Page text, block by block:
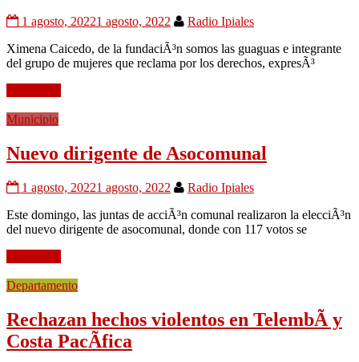
1 agosto, 20221 agosto, 2022
Radio Ipiales
Ximena Caicedo, de la fundaciÃ³n somos las guaguas e integrante
del grupo de mujeres que reclama por los derechos, expresÃ³
Municipio
Nuevo dirigente de Asocomunal
1 agosto, 20221 agosto, 2022
Radio Ipiales
Este domingo, las juntas de acciÃ³n comunal realizaron la elecciÃ³n
del nuevo dirigente de asocomunal, donde con 117 votos se
Departamento
Rechazan hechos violentos en TelembÃ­ y
Costa PacÃ­fica